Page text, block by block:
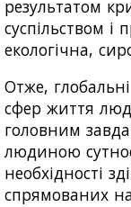
результатом
суспільством
екологічна,
Отже,
сфер життя
головним
людиною
необхідності
спрямованих на